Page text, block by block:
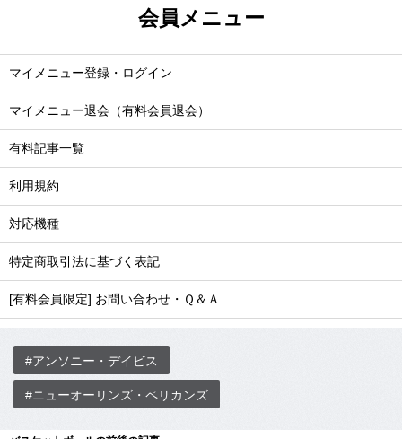
会員メニュー
マイメニュー登録・ログイン
マイメニュー退会（有料会員退会）
有料記事一覧
利用規約
対応機種
特定商取引法に基づく表記
[有料会員限定] お問い合わせ・Ｑ＆Ａ
#アンソニー・デイビス
#ニューオーリンズ・ペリカンズ